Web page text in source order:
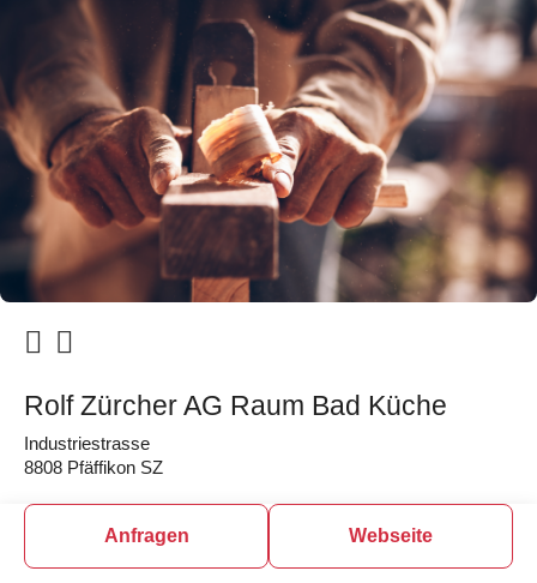
Rolf Zürcher AG Raum Bad Küche
Industriestrasse
8808 Pfäffikon SZ
Anfragen Webseite